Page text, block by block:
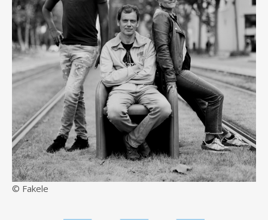
© Fakele